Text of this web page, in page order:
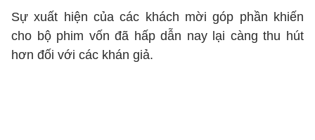
Sự xuất hiện của các khách mời góp phần khiến
cho bộ phim vốn đã hấp dẫn nay lại càng thu hút
hơn đối với các khán giả.